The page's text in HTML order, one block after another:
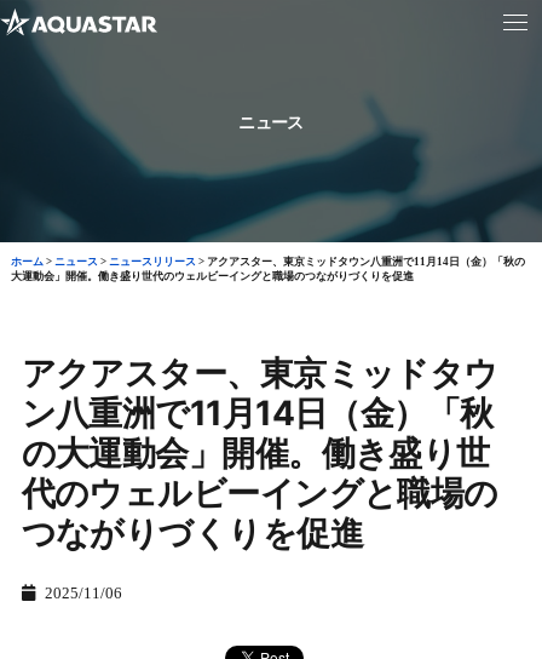
ニュース
ホーム> ニュース > ニュースリリース > アクアスター、東京ミッドタウン八重洲で11月14日（金）「秋の
大運動会」開催。働き盛り世代のウェルビーイングと職場のつながりづくりを促進
アクアスター、東京ミッドタウ
ン八重洲で11月14日（金）「秋
の大運動会」開催。働き盛り世
代のウェルビーイングと職場の
つながりづくりを促進
2025/11/06